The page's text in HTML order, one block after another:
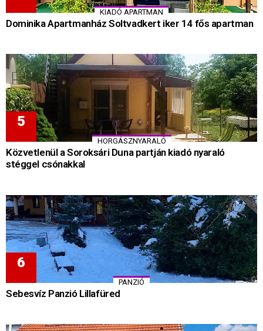
KIADÓ APARTMAN
Dominika Apartmanház Soltvadkert iker 14 fős apartman
HORGÁSZNYARALÓ
Közvetlenül a Soroksári Duna partján kiadó nyaraló
stéggel csónakkal
PANZIÓ
Sebesvíz Panzió Lillafüred